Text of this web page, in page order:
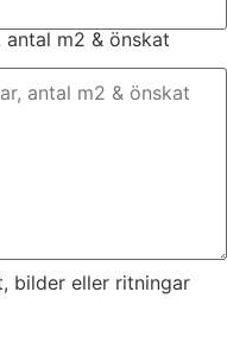
m2 & önskat
bilder eller ritningar